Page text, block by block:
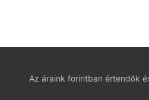
Az áraink forintban értendők